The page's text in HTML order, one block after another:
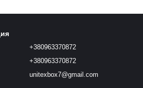
+380963370872
+380963370872
unitexbox7@gmail.com